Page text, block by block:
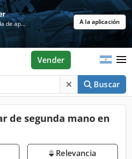
Gratis en la tienda de aplicaciones A la aplicación
Buscar
Vender
de segunda mano en
Relevancia